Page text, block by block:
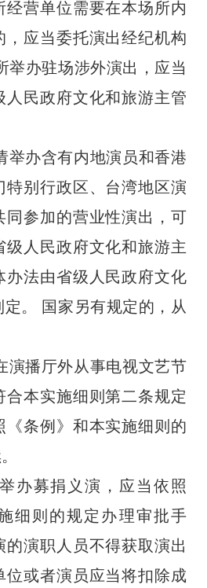
经营单位需要在本场所内
，应当委托演出经纪机构
举办驻场涉外演出，应当
人民政府文化和旅游主管
举办含有内地演员和香港
特别行政区、台湾地区演
同参加的营业性演出，可
级人民政府文化和旅游主
办法由省级人民政府文化
。
国家另有规定的，从
演播厅外从事电视文艺节
合本实施细则第二条规定
《条例》和本实施细则的
举办募捐义演，应当依照
细则的规定办理审批手
演职人员不得获取演出
位或者演员应当将扣除成